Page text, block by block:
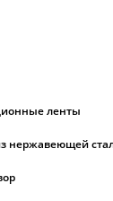
ленты
нержавеющей